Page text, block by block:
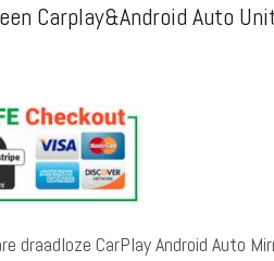
Carplay&Android Auto
draadloze CarPlay Android Auto